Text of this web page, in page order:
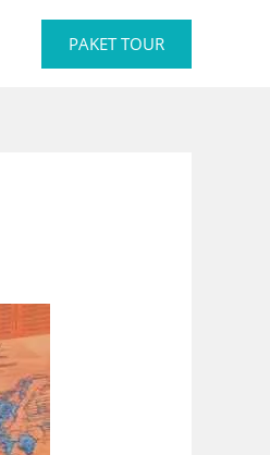
PAKET TOUR